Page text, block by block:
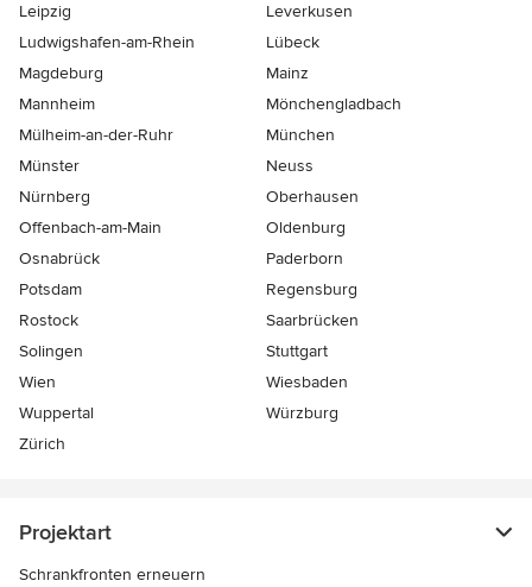
Leipzig
Leverkusen
Ludwigshafen-am-Rhein
Lübeck
Magdeburg
Mainz
Mannheim
Mönchen­gladbach
Mülheim-an-der-Ruhr
München
Münster
Neuss
Nürnberg
Oberhausen
Offenbach-am-Main
Oldenburg
Osnabrück
Paderborn
Potsdam
Regensburg
Rostock
Saarbrücken
Solingen
Stuttgart
Wien
Wiesbaden
Wuppertal
Würzburg
Zürich
Projektart
Schrankfronten erneuern